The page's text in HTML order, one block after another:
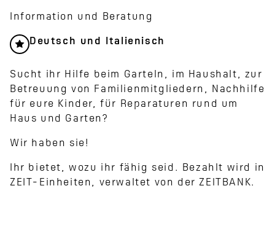
Information und Beratung
Deutsch und Italienisch
Sucht ihr Hilfe beim Garteln, im Haushalt, zur
Betreuung von Familienmitgliedern, Nachhilfe
für eure Kinder, für Reparaturen rund um
Haus und Garten?
Wir haben sie!
Ihr bietet, wozu ihr fähig seid. Bezahlt wird in
ZEIT-Einheiten, verwaltet von der ZEITBANK.